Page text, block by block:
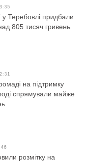
Теребовлі придбали
805 тисяч гривень
на підтримку
спрямували майже
розмітку на